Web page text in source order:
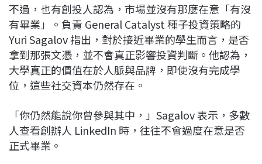
不過，也有創投人認為，市場並沒有那麼在意「有沒
有畢業」。負責 General Catalyst 種子投資策略的
Yuri Sagalov指出，對於接近畢業的學生而言，是否
拿到那張文憑，並不會真正影響投資判斷。他認為，
大學真正的價值在於人脈與品牌，即使沒有完成學
位，這些社交資本仍然存在。
「你仍然能說你曾參與其中，」Sagalov 表示，多數
人查看創辦人 LinkedIn 時，往往不會過度在意是否
正式畢業。